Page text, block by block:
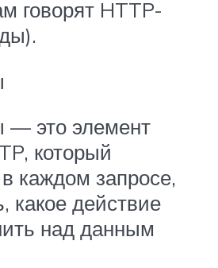
говорят HTTP-
— это элемент
который
каждом запросе,
какое действие
над данным